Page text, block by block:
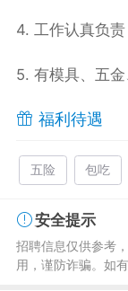
4. 工作认真负
5. 有模具、五金
福利待遇
五险 包吃
安全提示
招聘信息仅供参考
用，谨防诈骗。如